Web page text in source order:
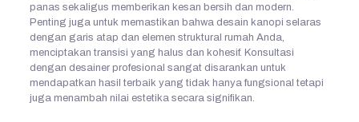
panas sekaligus memberikan kesan bersih dan modern.
Penting juga untuk memastikan bahwa desain kanopi selaras
dengan garis atap dan elemen struktural rumah Anda,
menciptakan transisi yang halus dan kohesif. Konsultasi
dengan desainer profesional sangat disarankan untuk
mendapatkan hasil terbaik yang tidak hanya fungsional tetapi
juga menambah nilai estetika secara signifikan.